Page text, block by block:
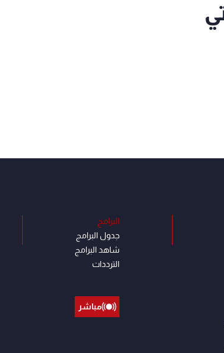
البرامج
جدول البرامج
شاهد البرامج
الترددات
مباشر